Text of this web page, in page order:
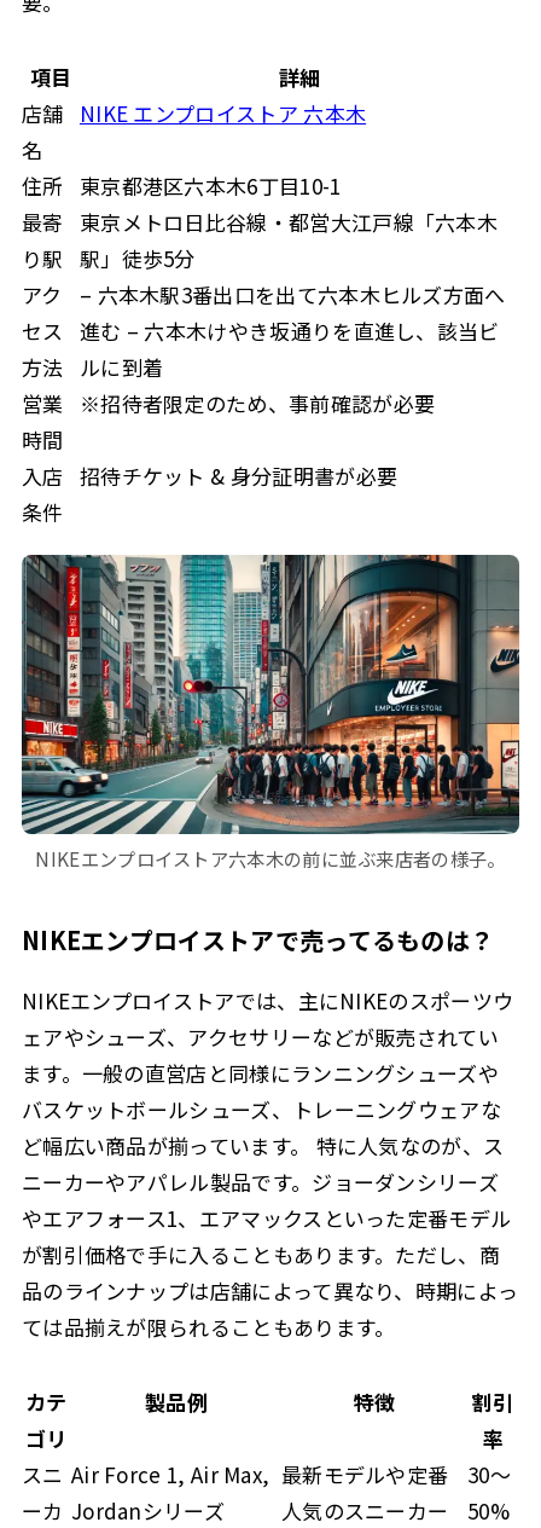
項目
詳細
店舗
名
NIKE エンプロイストア 六本木
住所
東京都港区六本木6丁目10-1
最寄
り駅
東京メトロ日比谷線・都営大江戸線「六本木
駅」徒歩5分
アク
セス
方法
– 六本木駅3番出口を出て六本木ヒルズ方面へ
進む – 六本木けやき坂通りを直進し、該当ビ
ルに到着
営業
時間
※招待者限定のため、事前確認が必要
入店
条件
招待チケット & 身分証明書が必要
NIKEエンプロイストア六本木の前に並ぶ来店者の様子。
NIKEエンプロイストアで売ってるものは？
NIKEエンプロイストアでは、主にNIKEのスポーツウ
ェアやシューズ、アクセサリーなどが販売されてい
ます。一般の直営店と同様にランニングシューズや
バスケットボールシューズ、トレーニングウェアな
ど幅広い商品が揃っています。 特に人気なのが、ス
ニーカーやアパレル製品です。ジョーダンシリーズ
やエアフォース1、エアマックスといった定番モデル
が割引価格で手に入ることもあります。ただし、商
品のラインナップは店舗によって異なり、時期によっ
ては品揃えが限られることもあります。
カテ
ゴリ
製品例 特徴
割引
率
スニ
ーカ
Air Force 1, Air Max,
Jordanシリーズ
最新モデルや定番
人気のスニーカー
30～
50%